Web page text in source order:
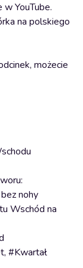
YouTube.
na polskiego
możecie
nohy
Wschód na
#Kwartał